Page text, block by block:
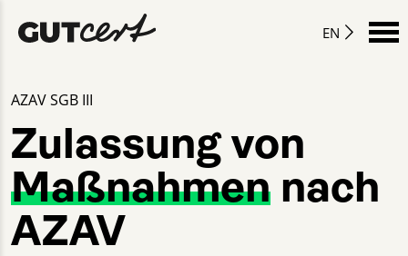
EN
AZAV SGB III
Zulassung von
Maßnahmen nach
AZAV